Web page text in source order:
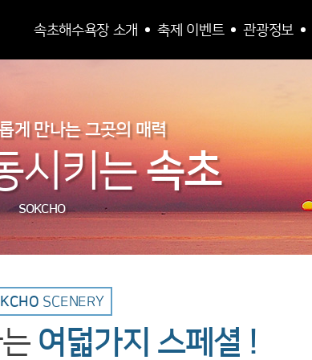
속초해수욕장 소개 축제 이벤트 관광정보
게 만나는 그곳의 매력
시키는속초
SOKCHO
SCENERY
여덟가지 스페셜 !